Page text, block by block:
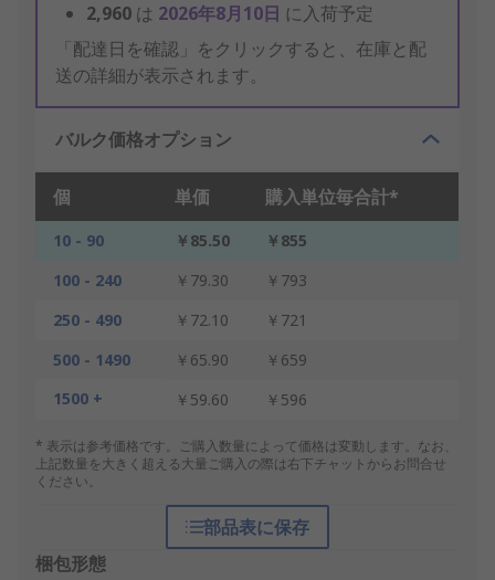
2,960 は 2026年8月10日 に入荷予定
「配達日を確認」をクリックすると、在庫と配
送の詳細が表示されます。
バルク価格オプション
個 単価 購入単位毎合計*
10 - 90 ￥85.50
￥855
100 - 240
￥79.30
￥793
250 - 490
￥72.10
￥721
500 - 1490
￥65.90
￥659
1500 +
￥59.60 ￥596
* 表示は参考価格です。ご購入数量によって価格は変動します。なお、
上記数量を大きく超える大量ご購入の際は右下チャットからお問合せ
ください。
部品表に保存
梱包形態